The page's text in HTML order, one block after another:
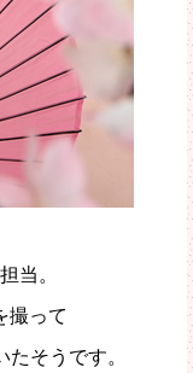
当。
撮って
そうです。